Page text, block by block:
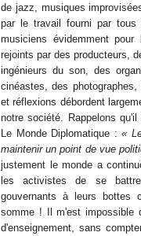
de jazz, musiques
par le travail fourni par tous
musiciens évidemment
rejoints par des producteurs,
ingénieurs du son, des
cinéastes, des
et réflexions débordent
notre société. Rappelons
Le Monde Diplomatique :«
maintenir un point de vue
justement le monde a
les activistes de se
gouvernants à leurs bottes
somme ! Il m'est impossible
d'enseignement, sans